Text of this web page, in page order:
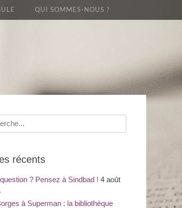
QUI SOMMES-NOUS ?
récents
? Pensez à Sindbad ! 4 août
à Superman : la bibliothèque